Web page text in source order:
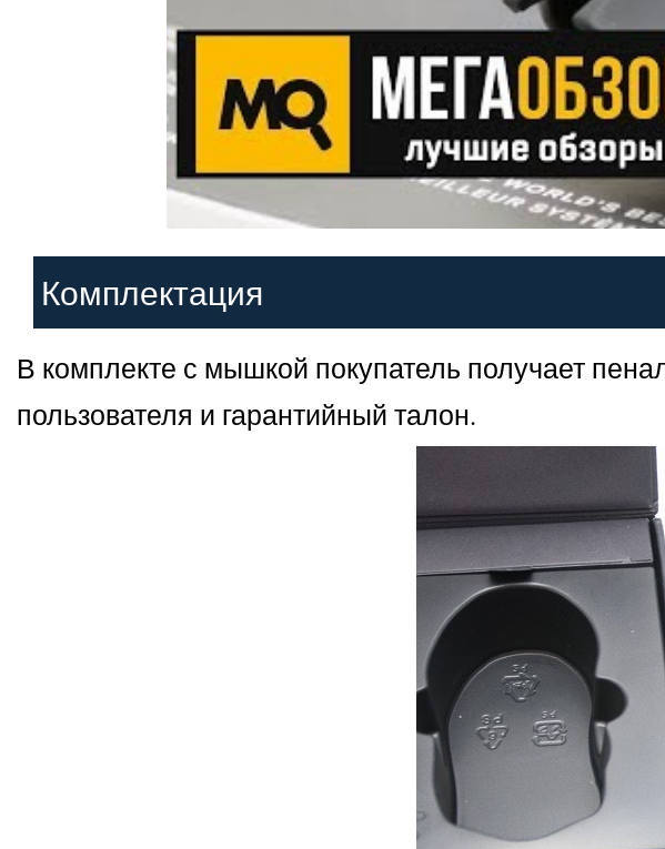
Комплектация
В комплекте с мышкой покупатель получает
пользователя и гарантийный талон.